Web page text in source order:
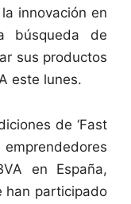
innovación en
búsqueda de
sus productos
este lunes.
de ‘Fast
en España,
han participado